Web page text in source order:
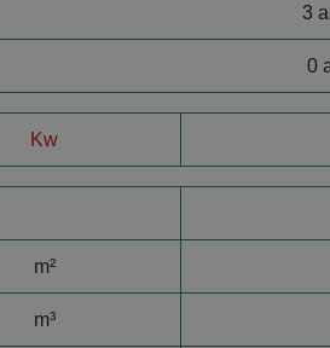
3
0
Kw
m²
m³